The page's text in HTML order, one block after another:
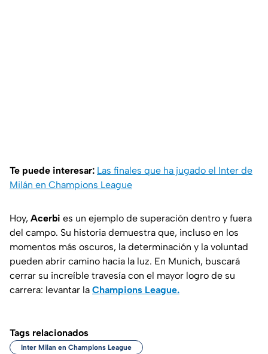
Te puede interesar: Las finales que ha jugado el Inter de
Milán en Champions League
Hoy, Acerbi es un ejemplo de superación dentro y fuera
del campo. Su historia demuestra que, incluso en los
momentos más oscuros, la determinación y la voluntad
pueden abrir camino hacia la luz. En Munich, buscará
cerrar su increíble travesía con el mayor logro de su
carrera: levantar la Champions League.
Tags relacionados
Inter Milan en Champions League